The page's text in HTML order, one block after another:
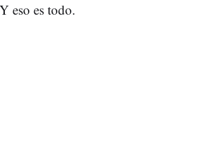
eso es todo.